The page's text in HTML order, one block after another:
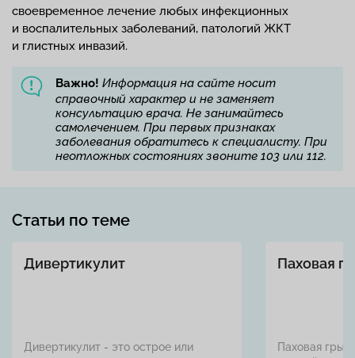
своевременное лечение любых инфекционных
и воспалительных заболеваний, патологий ЖКТ
и глистных инвазий.
Важно! Информация на сайте носит
справочный характер и не заменяет
консультацию врача. Не занимайтесь
самолечением. При первых признаках
заболевания обратитесь к специалисту. При
неотложных состояниях звоните 103 или 112.
Статьи по теме
Дивертикулит
Дивертикулит - это острое или
Паховая
Паховая